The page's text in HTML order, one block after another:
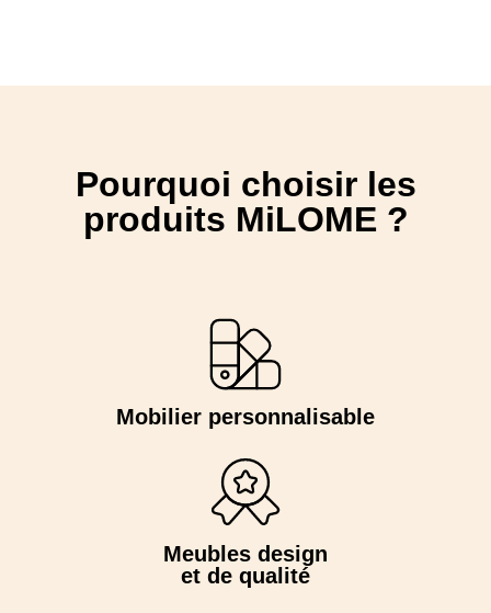
Pourquoi choisir les
produits MiLOME ?
Mobilier personnalisable
Meubles design
et de qualité